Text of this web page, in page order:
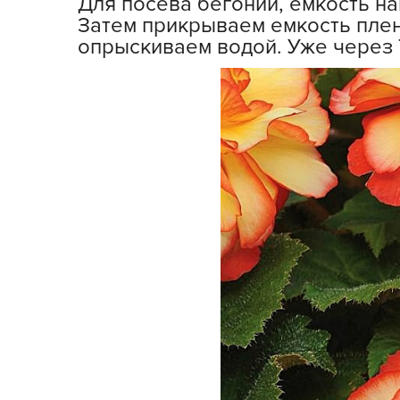
Кашпо, пластик,
керамика
Комнатные горшечные
многолетники Весна
Новогодняя продукция
Отдых в саду, пикник
Затем прикрываем емкость
опрыскиваем водой. Уже через